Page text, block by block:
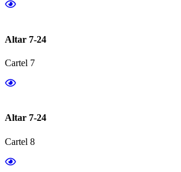
Altar 7-24
Cartel 7
Altar 7-24
Cartel 8